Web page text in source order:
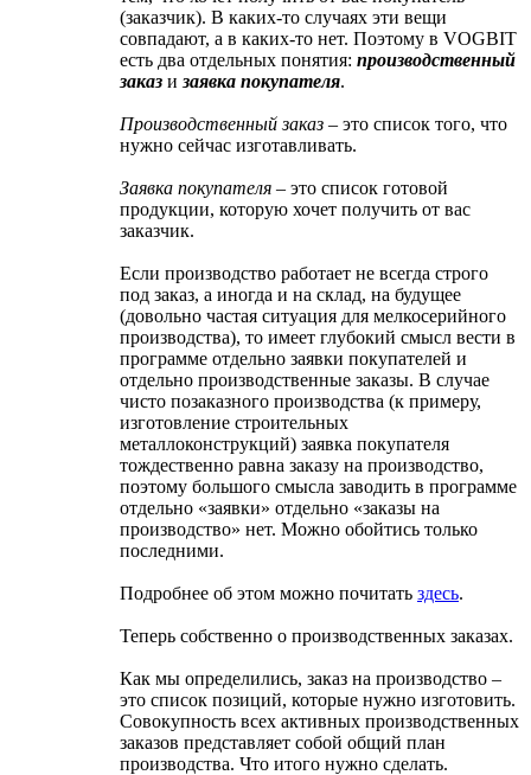
(заказчик). В каких-то случаях эти вещи
совпадают, а в каких-то нет. Поэтому в VOGBIT
есть два отдельных понятия: производственный
заказ и заявка покупателя.
Производственный заказ – это список того, что
нужно сейчас изготавливать.
Заявка покупателя – это список готовой
продукции, которую хочет получить от вас
заказчик.
Если производство работает не всегда строго
под заказ, а иногда и на склад, на будущее
(довольно частая ситуация для мелкосерийного
производства), то имеет глубокий смысл вести в
программе отдельно заявки покупателей и
отдельно производственные заказы. В случае
чисто позаказного производства (к примеру,
изготовление строительных
металлоконструкций) заявка покупателя
тождественно равна заказу на производство,
поэтому большого смысла заводить в программе
отдельно «заявки» отдельно «заказы на
производство» нет. Можно обойтись только
последними.
Подробнее об этом можно почитать здесь.
Теперь собственно о производственных заказах.
Как мы определились, заказ на производство –
это список позиций, которые нужно изготовить.
Совокупность всех активных производственных
заказов представляет собой общий план
производства. Что итого нужно сделать.